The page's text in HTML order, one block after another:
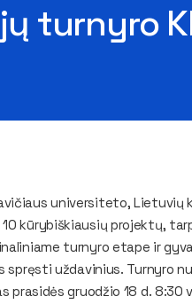
turnyro
universiteto, Lietuvių
kūrybiškiausių projektų,
turnyro etape ir
uždavinius. Turnyro
prasidės gruodžio 18 d.